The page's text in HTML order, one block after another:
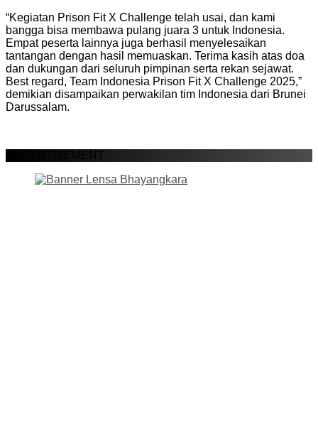
“Kegiatan Prison Fit X Challenge telah usai, dan kami
bangga bisa membawa pulang juara 3 untuk Indonesia.
Empat peserta lainnya juga berhasil menyelesaikan
tantangan dengan hasil memuaskan. Terima kasih atas doa
dan dukungan dari seluruh pimpinan serta rekan sejawat.
Best regard, Team Indonesia Prison Fit X Challenge 2025,”
demikian disampaikan perwakilan tim Indonesia dari Brunei
Darussalam.
ADVERTISEMENT